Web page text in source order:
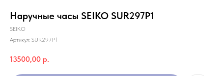
Наручные часы SEIKO SUR297P1
SEIKO
Артикул: SUR297P1
13500,00 р.